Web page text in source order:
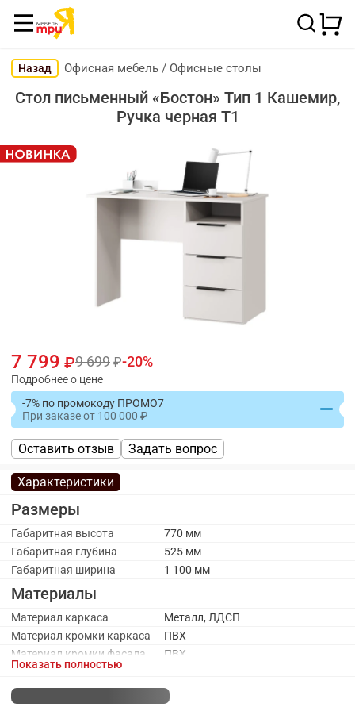
Назад Офисная мебель / Офисные столы
Стол письменный «Бостон» Тип 1 Кашемир,
Ручка черная Т1
7 799 9 699 20
Подробнее о цене
-7% по промокоду ПРОМО7
При заказеот 100 000
Оставить отзыв Задать вопрос
Характеристики
Размеры
Габаритная высота
770 мм
Габаритная глубина
525 мм
Габаритная ширина
1 100 мм
Материалы
Материал каркаса
Металл, ЛДСП
Материал кромки каркаса
ПВХ
Материал кромки фасада
ПВХ
Материал ручек
Материал фасада
ЛДСП
Показать полностью